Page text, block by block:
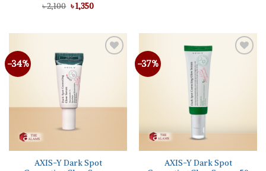
Rated
৳2,100 Original
price
৳1,350Current
-34%
AXIS-Y Dark Spot
-37%
AXIS-Y Dark Spot